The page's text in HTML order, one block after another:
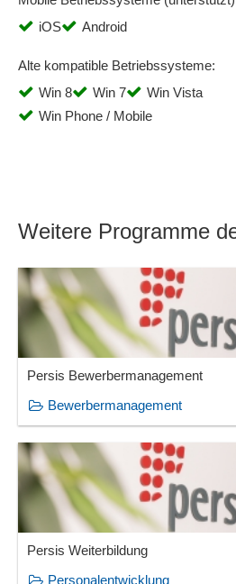
iOS
Android
Alte kompatible Betriebssysteme:
Win 8
Win 7
Win Vista
Win Phone / Mobile
Weitere Programme
Persis Bewerbermanagement
Bewerbermanagement
Persis Weiterbildung
Personalentwicklung